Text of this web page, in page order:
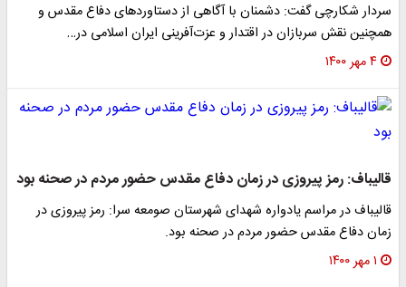
سردار شکارچی گفت: دشمنان با آگاهی از دستاورد‌های دفاع مقدس و
همچنین نقش سربازان در اقتدار و عزت‌آفرینی ایران اسلامی در…
۴ مهر ۱۴۰۰
قالیباف: رمز پیروزی در زمان دفاع مقدس حضور مردم در صحنه بود
قالیباف در مراسم یادواره شهدای شهرستان صومعه سرا: رمز پیروزی در
زمان دفاع مقدس حضور مردم در صحنه بود.
۱ مهر ۱۴۰۰